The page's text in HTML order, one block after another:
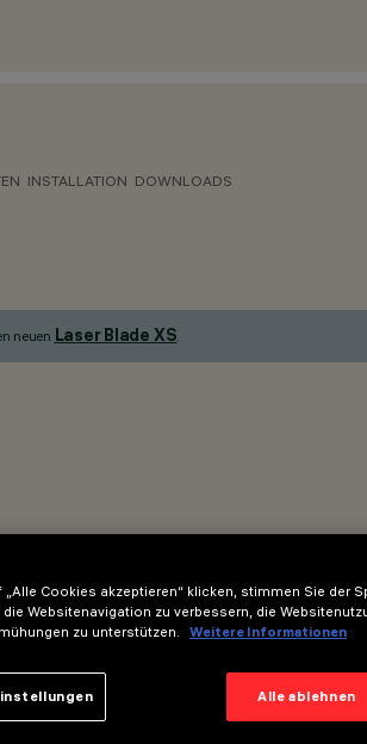
INSTALLATION DOWNLOADS
neuen Laser Blade XS.
„Alle Cookies akzeptieren“ klicken, stimmen Sie der
die Websitenavigation zu verbessern, die
zu unterstützen.
Weitere Informationen
Alle ablehnen